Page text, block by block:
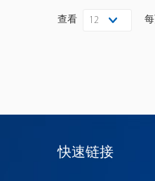
查看 12
快速链接